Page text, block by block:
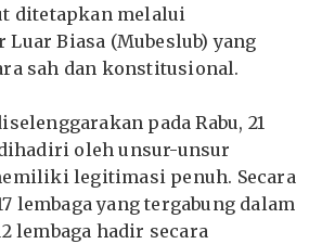
ditetapkan melalui
Luar Biasa (Mubeslub) yang
sah dan konstitusional.
pada Rabu, 21
oleh unsur-unsur
legitimasi penuh. Secara
lembaga yang tergabung dalam
lembaga hadir secara